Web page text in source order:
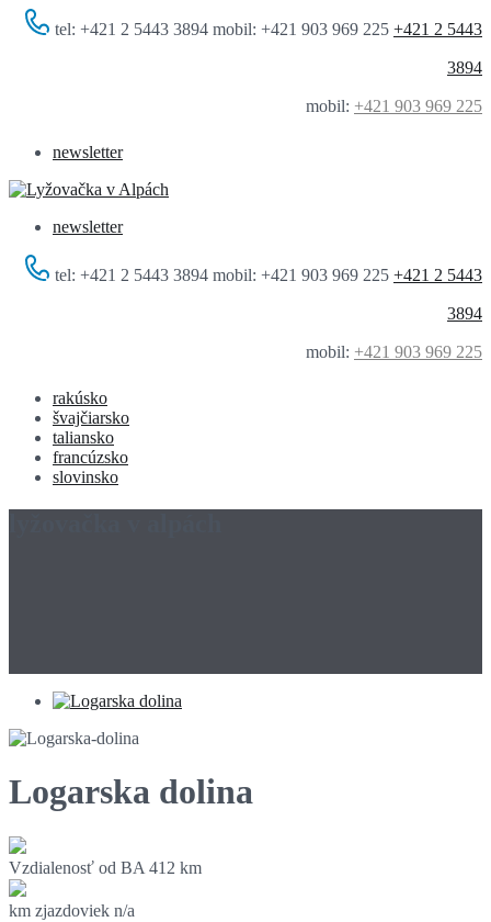
tel: +421 2 5443 3894 mobil: +421 903 969 225 +421 2 5443
3894
mobil: +421 903 969 225
newsletter
newsletter
tel: +421 2 5443 3894 mobil: +421 903 969 225 +421 2 5443
3894
mobil: +421 903 969 225
rakúsko
švajčiarsko
taliansko
francúzsko
slovinsko
Logarska dolina
Vzdialenosť od BA 412 km
km zjazdoviek n/a